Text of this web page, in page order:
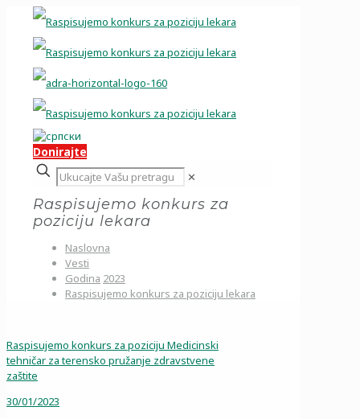
Donirajte
✕
Raspisujemo konkurs za
poziciju lekara
Naslovna
Vesti
Godina 2023
Raspisujemo konkurs za poziciju lekara
Raspisujemo konkurs za poziciju Medicinski
tehničar za terensko pružanje zdravstvene
zaštite
30/01/2023